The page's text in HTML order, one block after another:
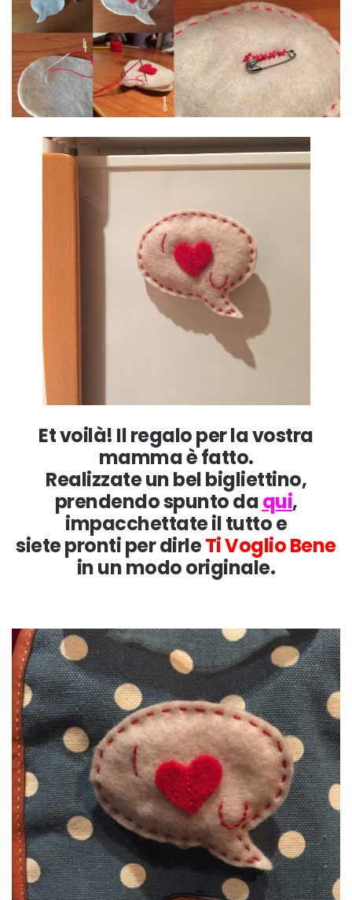
Et voilà! Il regalo per la vostra
mamma è fatto.
Realizzate un bel bigliettino,
prendendo spunto daqui,
impacchettate il tutto e
siete pronti per dirleTi Voglio Bene
in un modo originale.